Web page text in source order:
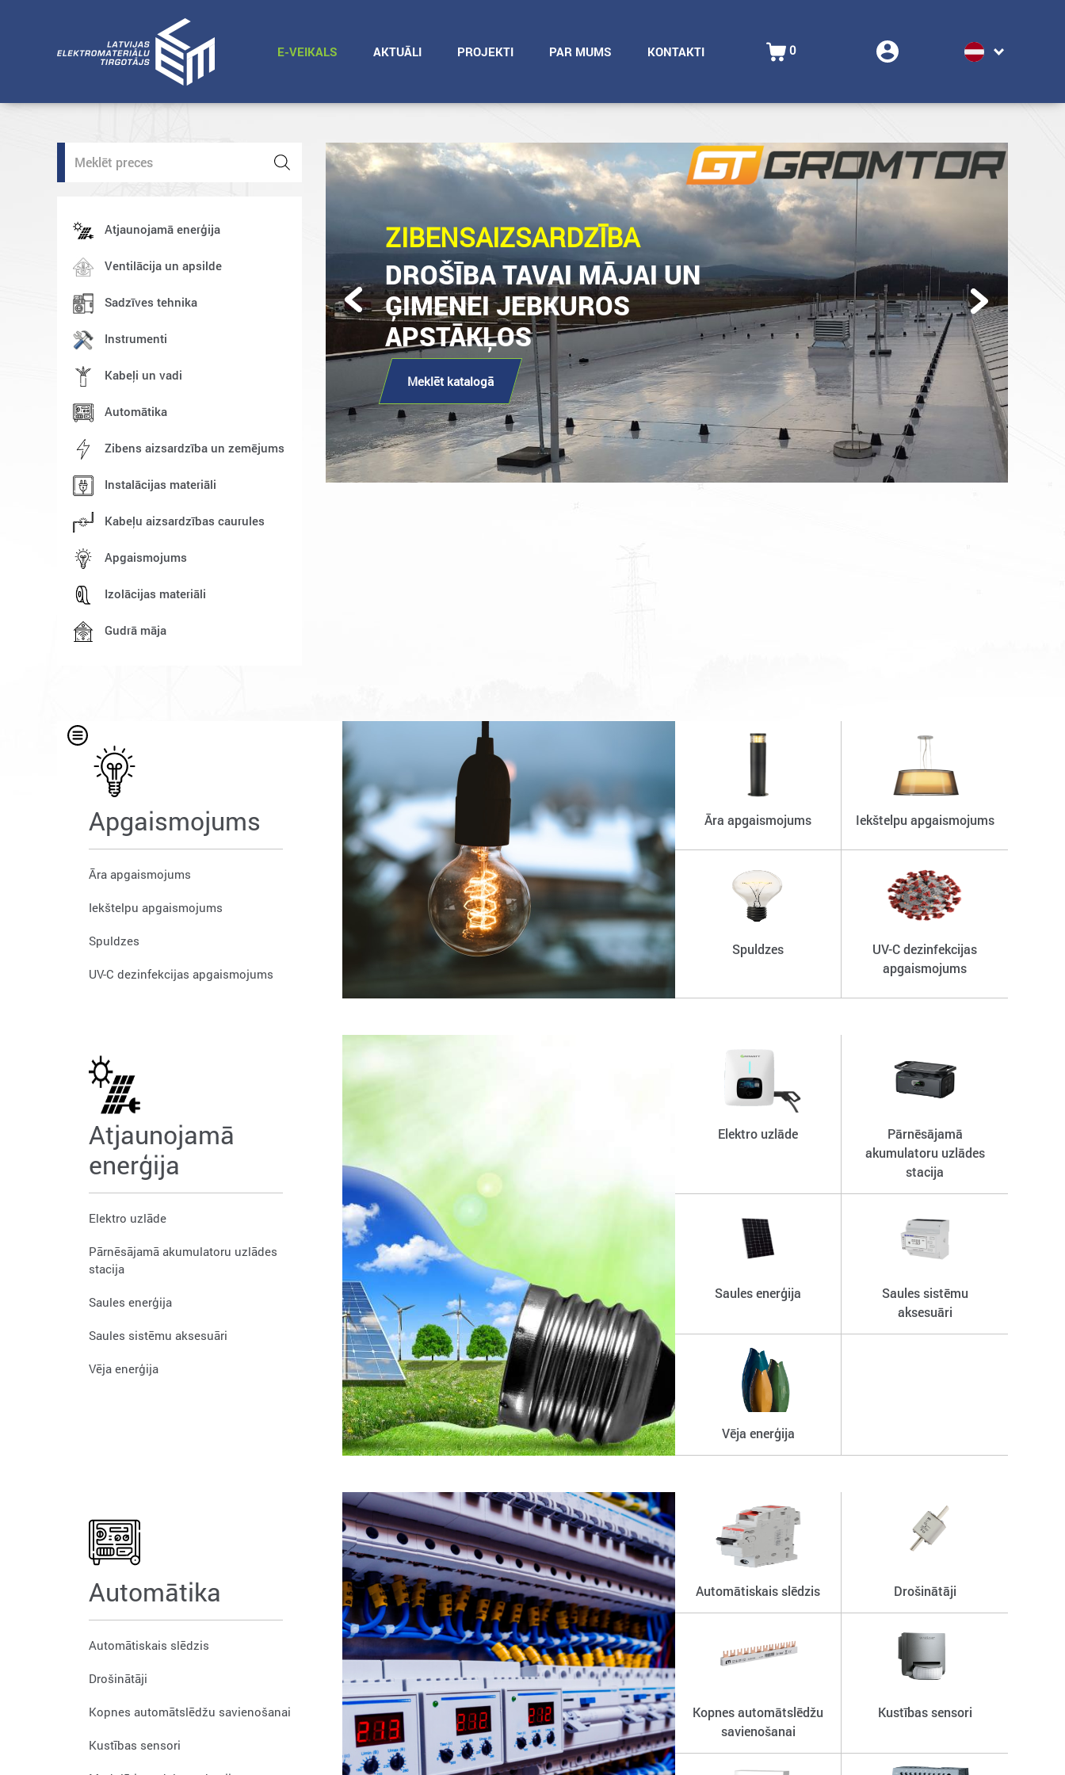
E-VEIKALS AKTUĀLI PROJEKTI PAR MUMS KONTAKTI 0
Products
search
Atjaunojamā enerģija
Ventilācija un apsilde
Sadzīves tehnika
Instrumenti
Kabeļi un vadi
Automātika
Zibens aizsardzība un zemējums
Instalācijas materiāli
Kabeļu aizsardzības caurules
Apgaismojums
Izolācijas materiāli
Gudrā māja
ZIBENSAIZSARDZĪBA
DROŠĪBA TAVAI MĀJAI UN
ĢIMENEI JEBKUROS
APSTĀKĻOS
Meklēt katalogā
Previous Next
Apgaismojums
Āra apgaismojums
Iekštelpu apgaismojums
Spuldzes
UV-C dezinfekcijas apgaismojums
Āra apgaismojums Iekštelpu apgaismojums
Spuldzes
UV-C dezinfekcijas
apgaismojums
Atjaunojamā
enerģija
Elektro uzlāde
Pārnēsājamā akumulatoru uzlādes
stacija
Saules enerģija
Saules sistēmu aksesuāri
Vēja enerģija
Elektro uzlāde
Pārnēsājamā
akumulatoru uzlādes
stacija
Saules enerģija
Saules sistēmu
aksesuāri
Vēja enerģija
Automātika
Automātiskais slēdzis
Drošinātāji
Kopnes automātslēdžu savienošanai
Kustības sensori
Automātiskais slēdzis Drošinātāji
Kopnes automātslēdžu
savienošanai
Kustības sensori